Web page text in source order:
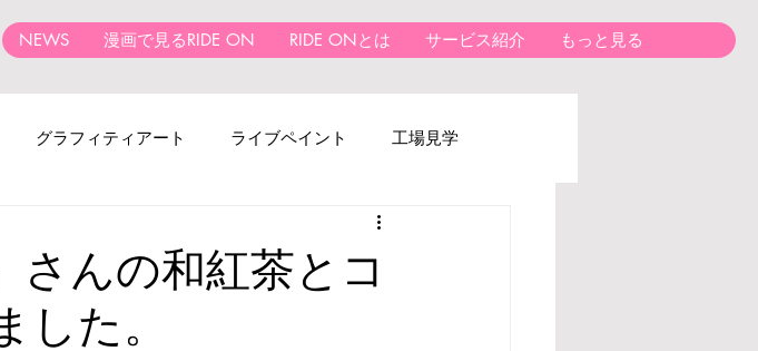
NEWS 漫画で見るRIDE ON RIDE ONとは サービス紹介 もっと見る
グラフィティアート ライブペイント 工場見学
さんの和紅茶とコ
した。